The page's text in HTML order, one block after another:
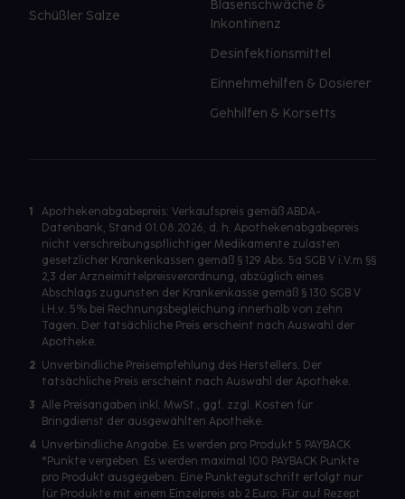
Schüßler Salze
Blasenschwäche &
Inkontinenz
Desinfektionsmittel
Einnehmehilfen & Dosierer
Gehhilfen & Korsetts
1
Apothekenabgabepreis: Verkaufspreis gemäß ABDA-
Datenbank, Stand 01.08.2026, d. h. Apothekenabgabepreis
nicht verschreibungspflichtiger Medikamente zulasten
gesetzlicher Krankenkassen gemäß § 129 Abs. 5a SGB V i.V.m §§
2,3 der Arzneimittelpreisverordnung, abzüglich eines
Abschlags zugunsten der Krankenkasse gemäß § 130 SGB V
i.H.v. 5% bei Rechnungsbegleichung innerhalb von zehn
Tagen. Der tatsächliche Preis erscheint nach Auswahl der
Apotheke.
2 Unverbindliche Preisempfehlung des Herstellers. Der
tatsächliche Preis erscheint nach Auswahl der Apotheke.
3 Alle Preisangaben inkl. MwSt., ggf. zzgl. Kosten für
Bringdienst der ausgewählten Apotheke.
4 Unverbindliche Angabe. Es werden pro Produkt 5 PAYBACK
°Punkte vergeben. Es werden maximal 100 PAYBACK Punkte
pro Produkt ausgegeben. Eine Punktegutschrift erfolgt nur
für Produkte mit einem Einzelpreis ab 2 Euro. Für auf Rezept